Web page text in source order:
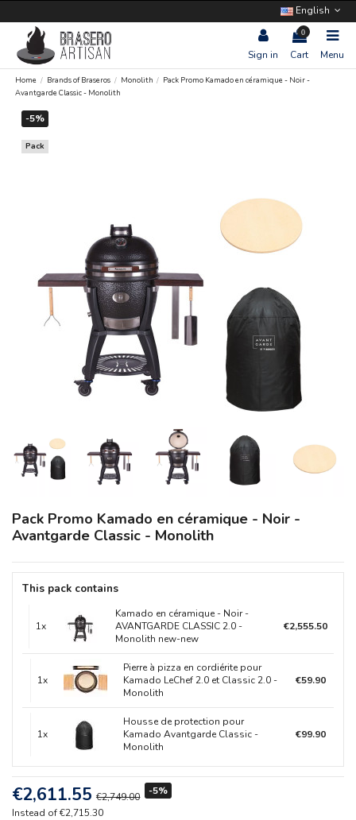
English
Sign in
0
Cart Menu
Home Brands of Braseros Monolith
Pack Promo Kamado en céramique - Noir -
Avantgarde Classic - Monolith
-5%
Pack
Pack Promo Kamado en céramique - Noir -
Avantgarde Classic - Monolith
This pack contains
1x
Kamado en céramique - Noir -
AVANTGARDE CLASSIC 2.0 -
Monolith new-new
€2,555.50
1x
Pierre à pizza en cordiérite pour
Kamado LeChef 2.0 et Classic 2.0 -
Monolith
€59.90
1x
Housse de protection pour
Kamado Avantgarde Classic -
Monolith
€99.90
€2,611.55 €2,749.00
-5%
Instead of €2,715.30